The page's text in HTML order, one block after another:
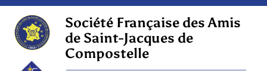
Skip
content
Société Française des Amis
de Saint-Jacques de
Compostelle